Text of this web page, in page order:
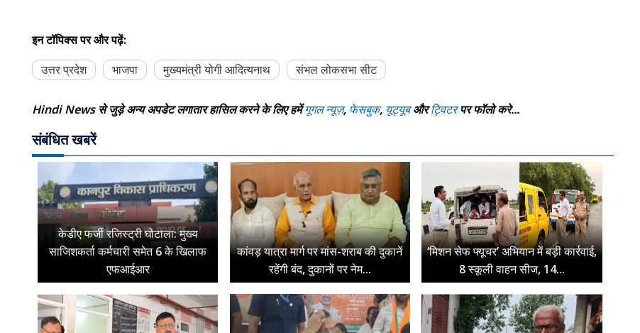
इन टॉपिक्स पर और पढ़ें:
उत्तर प्रदेश
भाजपा मुख्यमंत्री योगी आदित्यनाथ संभल लोकसभा सीट
Hindi News से जुड़े अन्य अपडेट लगातार हासिल करने के लिए हमेंगूगल न्यूज़, फेसबुक, यूट्यूबऔरट्विटरपर फॉलो करे...
संबंधित खबरें
केडीए फर्जी रजिस्ट्री घोटाला: मुख्य
साजिशकर्ता कर्मचारी समेत 6 के खिलाफ
एफआईआर
कांवड़ यात्रा मार्ग पर मांस-शराब की दुकानें
रहेंगी बंद, दुकानों पर नेम...
‘मिशन सेफ फ्यूचर’ अभियान में बड़ी कार्रवाई,
8 स्कूली वाहन सीज, 14...